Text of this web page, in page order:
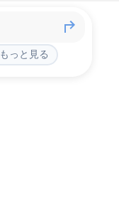
もっと見る